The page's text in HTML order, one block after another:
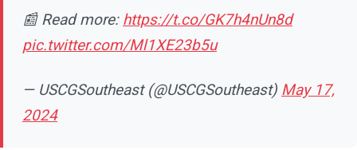
📰 Read more: https://t.co/GK7h4nUn8d
pic.twitter.com/Ml1XE23b5u
— USCGSoutheast (@USCGSoutheast) May 17,
2024